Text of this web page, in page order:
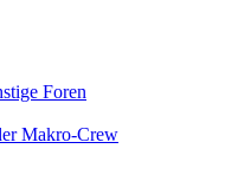
Foren
Makro-Crew